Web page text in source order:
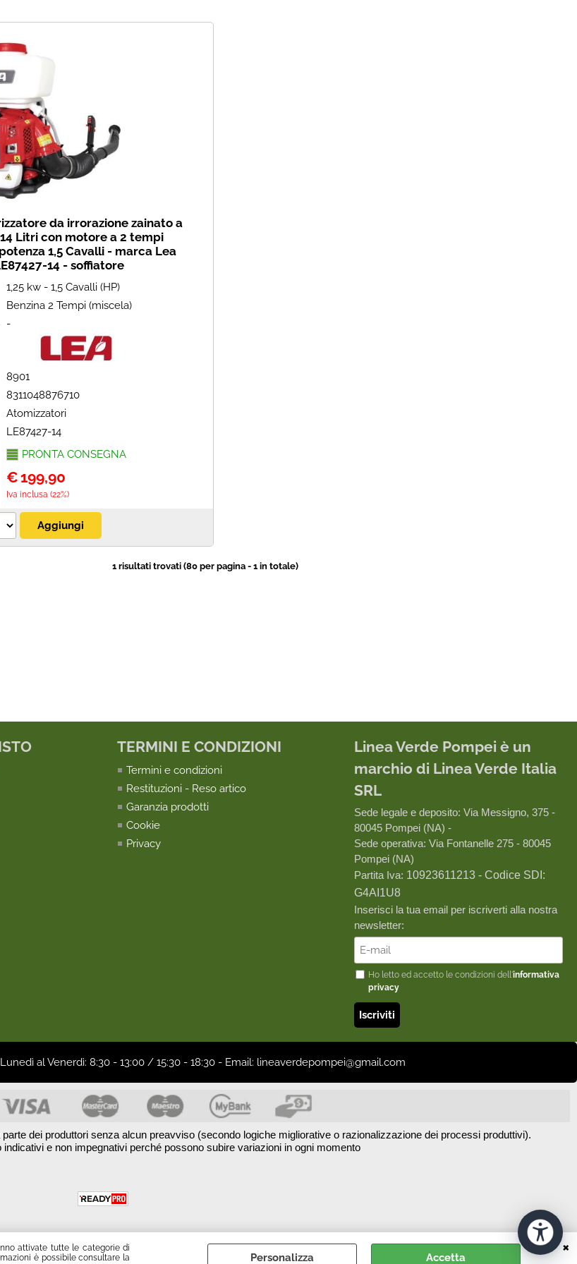
attivate tutte le categorie di
è possibile consultare la
Personalizza Accetta
da irrorazione zainato a
Litri con motore a 2 tempi
1,5 Cavalli - marca Lea
14 - soffiatore
1,25 kw - 1,5 Cavalli (HP)
Benzina 2 Tempi (miscela)
-
8901
8311048876710
Atomizzatori
LE87427-14
PRONTA CONSEGNA
€ 199,90
Iva inclusa (22%)
1 risultati trovati (80 per pagina - 1 in totale)
TERMINI E CONDIZIONI
Termini e condizioni
Restituzioni - Reso artico
Garanzia prodotti
Cookie
Privacy
Linea Verde Pompei è un
marchio di Linea Verde Italia
SRL
Sede legale e deposito: Via Messigno, 375 -
80045 Pompei (NA) -
Sede operativa: Via Fontanelle 275 - 80045
Pompei (NA)
Partita Iva: 10923611213 - Codice SDI:
G4AI1U8
Inserisci la tua email per iscriverti alla nostra
newsletter:
Ho letto ed accetto le condizioni dell'informativa
privacy
al Venerdì: 8:30 - 13:00 / 15:30 - 18:30 - Email: lineaverdepompei@gmail.com
dei produttori senza alcun preavviso (secondo logiche migliorative o razionalizzazione dei processi produttivi).
e non impegnativi perché possono subire variazioni in ogni momento